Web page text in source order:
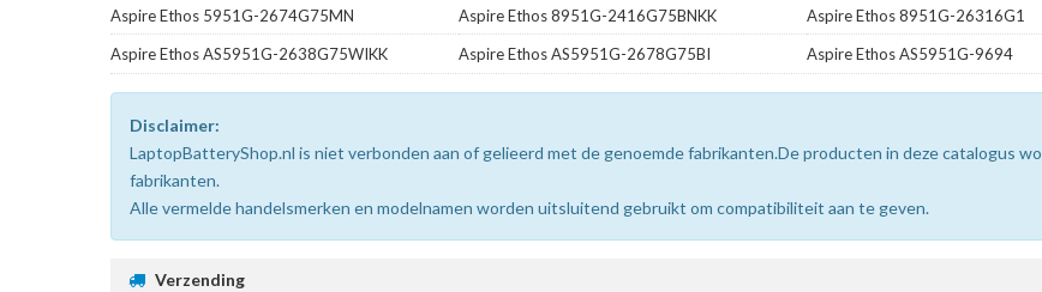
Aspire Ethos 5951G-2674G75MN
Aspire Ethos 8951G-2416G75BNKK Aspire Ethos 8951G-26316G1
Aspire Ethos AS5951G-2638G75WIKK
Aspire Ethos AS5951G-2678G75BI Aspire Ethos AS5951G-9694
Disclaimer:
LaptopBatteryShop.nl is niet verbonden aan of gelieerd met de genoemde fabrikanten.De producten in deze catalogus
fabrikanten.
Alle vermelde handelsmerken en modelnamen worden uitsluitend gebruikt om compatibiliteit aan te geven.
Verzending